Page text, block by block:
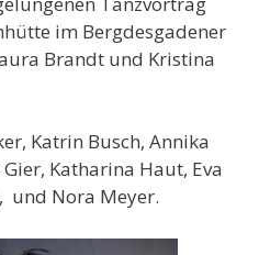
im Bergdesgadener
Brandt und Kristina
Katrin Busch, Annika
Katharina Haut, Eva
und Nora Meyer.